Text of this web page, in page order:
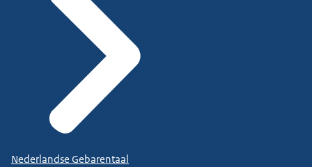
Nederlandse Gebarentaal